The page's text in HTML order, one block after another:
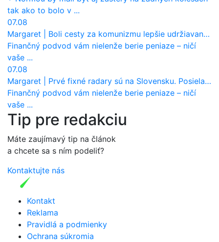
tak ako to bolo v ...
07.08
Margaret
Boli cesty za komunizmu lepšie udržiavané ako dnes?
Finančný podvod vám nielenže berie peniaze – ničí
vaše ...
07.08
Margaret
Prvé fixné radary sú na Slovensku. Posielajú už pokuty? Ukáže ich Waze?
Finančný podvod vám nielenže berie peniaze – ničí
vaše ...
Tip pre redakciu
Máte zaujímavý tip na článok
a chcete sa s ním podeliť?
Kontaktujte nás
Kontakt
Reklama
Pravidlá a podmienky
Ochrana súkromia